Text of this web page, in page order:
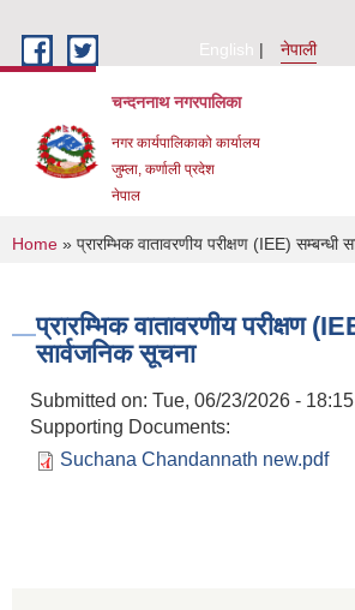
English
नेपाली
चन्दननाथ नगरपालिका
नगर कार्यपालिकाको कार्यालय
जुम्ला, कर्णाली प्रदेश
नेपाल
You are here
Home » प्रारम्भिक वातावरणीय परीक्षण (IEE) सम्बन्धी
प्रारम्भिक वातावरणीय परीक्षण
सार्वजनिक सूचना
Submitted on: Tue, 06/23/2026 - 18:15
Supporting Documents:
Suchana Chandannath new.pdf